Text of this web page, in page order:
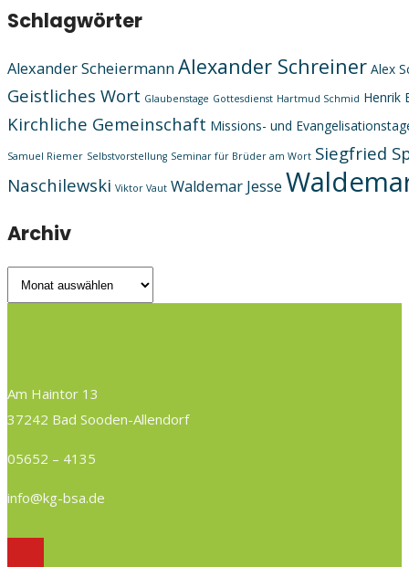
Schlagwörter
Alexander ScheiermannAlexander Schreiner Alex
Geistliches Wort Glaubenstage Gottesdienst Hartmud Schmid Henrik
Kirchliche Gemeinschaft Missions- und
Samuel Riemer Selbstvorstellung Seminar für Brüder am Wort Siegfried
Naschilewski Viktor Vaut Waldemar Jesse
Archiv
Archiv
Am Haintor 13
37242 Bad Sooden-Allendorf
05652 – 4135
info@kg-bsa.de